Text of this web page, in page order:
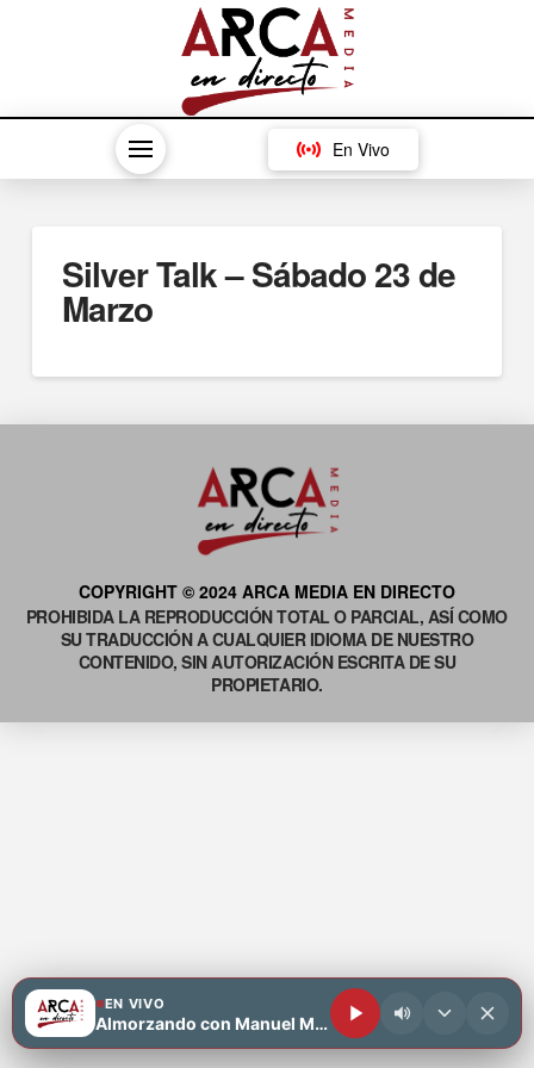
En Vivo
Silver Talk – Sábado 23 de
Marzo
COPYRIGHT © 2024 ARCA MEDIA EN DIRECTO
PROHIBIDA LA REPRODUCCIÓN TOTAL O PARCIAL, ASÍ COMO
SU TRADUCCIÓN A CUALQUIER IDIOMA DE NUESTRO
CONTENIDO, SIN AUTORIZACIÓN ESCRITA DE SU
PROPIETARIO.
EN VIVO
Almorzando con Manuel Motiva